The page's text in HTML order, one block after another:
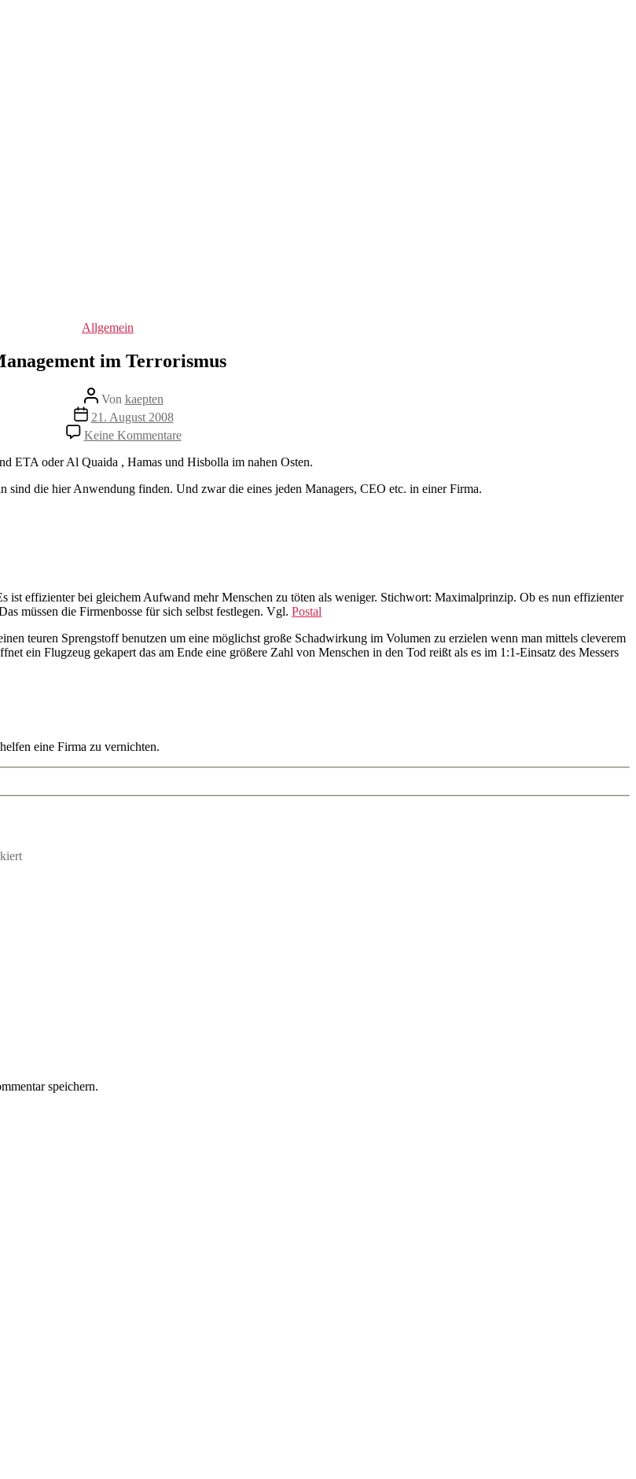
Kategorien
Allgemein
im Terrorismus
Beitragsautor
Von kaepten
Beitragsdatum
21. August 2008
Keine Kommentarezu
Management
im
ETA oder Al Quaida , Hamas und Hisbolla im nahen Osten.
sind die hier Anwendung finden. Und zwar die eines jeden Managers, CEO etc. in einer Firma.
ist effizienter bei gleichem Aufwand mehr Menschen zu töten als weniger. Stichwort: Maximalprinzip. Ob es nun effizienter
müssen die Firmenbosse für sich selbst festlegen. Vgl. Postal
teuren Sprengstoff benutzen um eine möglichst große Schadwirkung im Volumen zu erzielen wenn man mittels cleverem
ein Flugzeug gekapert das am Ende eine größere Zahl von Menschen in den Tod reißt als es im 1:1-Einsatz des Messers
eine Firma zu vernichten.
speichern.